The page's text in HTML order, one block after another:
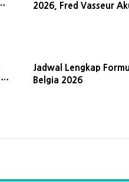
2026, Fred Vasseur
Jadwal Lengkap
Belgia 2026